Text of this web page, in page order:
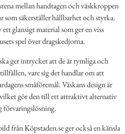
mellan handtagen och väskkroppen
säkerställer hållbarhet och styrka.
glansigt material som ger en viss
spel över dragskedjorna.
ger intrycket att de är rymliga och
vare sig det handlar om att
småföremål. Väskans design är
gör den till ett attraktivt alternativ
förvaringslösning.
från Köpstaden.se ger också en känsla